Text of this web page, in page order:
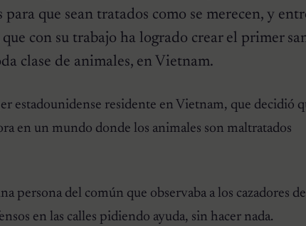
que sean tratados como se merecen, y
que con su trabajo ha logrado crear el primer
clase de animales, en Vietnam.
estadounidense residente en Vietnam, que decidió
en un mundo donde los animales son maltratados
persona del común que observaba a los cazadores
en las calles pidiendo ayuda, sin hacer nada.